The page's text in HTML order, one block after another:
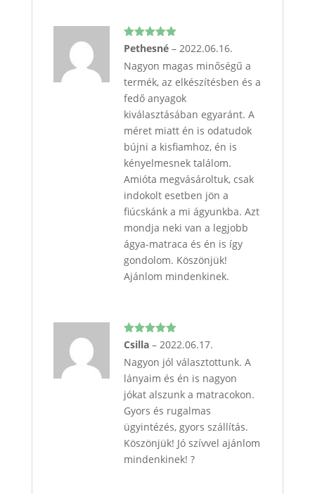
Értékelés:
Pethesné – 2022.06.16.
Nagyon magas minőségű a
termék, az elkészítésben és a
fedő anyagok
kiválasztásában egyaránt. A
méret miatt én is odatudok
bújni a kisfiamhoz, én is
kényelmesnek találom.
Amióta megvásároltuk, csak
indokolt esetben jön a
fiúcskánk a mi ágyunkba. Azt
mondja neki van a legjobb
ágya-matraca és én is így
gondolom. Köszönjük!
Ajánlom mindenkinek.
Értékelés:
Csilla – 2022.06.17.
Nagyon jól választottunk. A
lányaim és én is nagyon
jókat alszunk a matracokon.
Gyors és rugalmas
ügyintézés, gyors szállítás.
Köszönjük! Jó szívvel ajánlom
mindenkinek! ?